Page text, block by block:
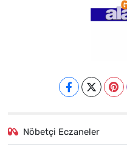
Nöbetçi Eczaneler